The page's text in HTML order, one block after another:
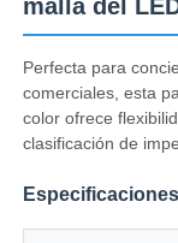
Productos
Sobre nosotros
Visita a la
malla del
Perfecta para
comerciales, esta
color ofrece
clasificación de